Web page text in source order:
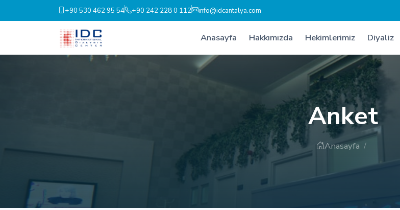
+90 530 462 95 54 +90 242 228 0 112 info@idcantalya.com
Anasayfa Hakkımızda Hekimlerimiz Diyaliz
Anket
Anasayfa